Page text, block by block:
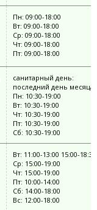
Пн: 09:00-18:00
Вт: 09:00-18:00
Ср: 09:00-18:00
Чт: 09:00-18:00
Пт: 09:00-18:00
санитарный день:
последний день месяца
Пн: 10:30-19:00
Вт: 10:30-19:00
Чт: 10:30-19:00
Пт: 10:30-19:00
Сб: 10:30-19:00
Вт: 11:00-13:00 15:00-18:30
Ср: 15:00-19:00
Чт: 15:00-19:00
Пт: 10:00-14:00
Сб: 14:00-18:00
Вс: 12:00-18:00